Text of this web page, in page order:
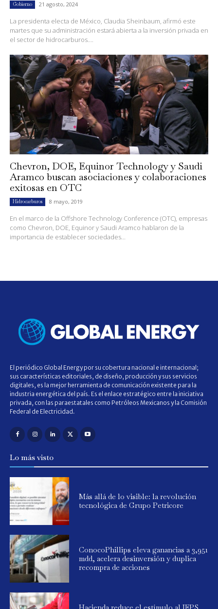
Gobierno 21 agosto, 2024
La presidenta electa de México, Claudia Sheinbaum, afirmó este
martes que su administración estará abierta a la inversión privada en
el sector de hidrocarburos....
Chevron, DOE, Equinor Technology y Saudi
Aramco buscan asociaciones y colaboraciones
exitosas en OTC
Hidrocarburos 8 mayo, 2019
En el marco de la Offshore Technology Conference (OTC), empresas
como Chevron, DOE, Equinor y Saudi Aramco hablaron de la
importancia de establecer sociedades...
El periódico Global Energy por su cobertura nacional e internacional;
sus características editoriales, de diseño, producción y sus servicios
digitales, es la mejor herramienta de comunicación existente para la
industria energética del país. Es el enlace estratégico entre la iniciativa
privada, con las paraestatales como Petróleos Mexicanos y la Comisión
Federal de Electricidad.
Lo más visto
Más allá de lo visible: la revolución
tecnológica de Grupo Petricore
ConocoPhillips eleva ganancias a 3,951
mdd, acelera desinversión y duplica
recompra de acciones
Hacienda reduce el estímulo al IEPS